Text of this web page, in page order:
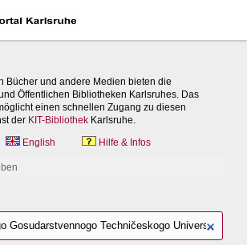
Bücher und andere Medien bieten die
Öffentlichen Bibliotheken Karlsruhes. Das
einen schnellen Zugang zu diesen
der KIT-Bibliothek Karlsruhe.
English Hilfe & Infos